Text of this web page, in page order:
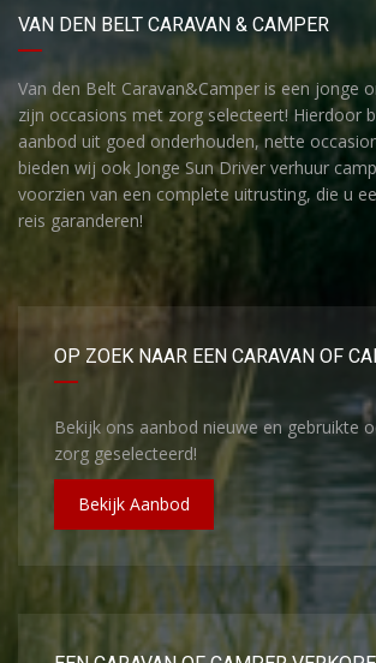
VAN DEN BELT CARAVAN & CAMPER
Van den Belt Caravan&Camper is een jonge
zijn occasions met zorg selecteert! Hierdoor
aanbod uit goed onderhouden, nette
bieden wij ook Jonge Sun Driver verhuur
voorzien van een complete uitrusting, die u
reis garanderen!
OP ZOEK NAAR EEN CARAVAN OF
Bekijk ons aanbod nieuwe en gebruikte
zorg geselecteerd!
Bekijk Aanbod